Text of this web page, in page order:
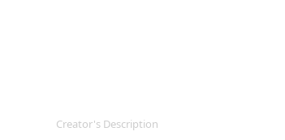
Creator's Description